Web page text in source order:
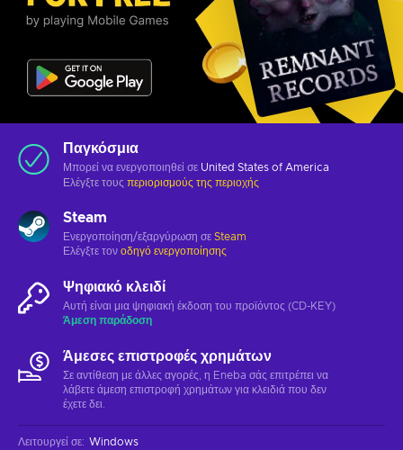
Παγκόσμια
Μπορεί να ενεργοποιηθεί σε United States of America
Ελέγξτε τους περιορισμούς της περιοχής
Steam
Ενεργοποίηση/εξαργύρωση σε Steam
Ελέγξτε τον οδηγό ενεργοποίησης
Ψηφιακό κλειδί
Αυτή είναι μια ψηφιακή έκδοση του προϊόντος (CD-KEY)
Άμεση παράδοση
Άμεσες επιστροφές χρημάτων
Σε αντίθεση με άλλες αγορές, η Eneba σάς επιτρέπει να
λάβετε άμεση επιστροφή χρημάτων για κλειδιά που δεν
έχετε δει.
Λειτουργεί σε: Windows